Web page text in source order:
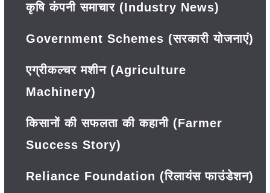
कृषि कंपनी समाचार (Industry News)
Government Schemes (सरकारी योजनाएं)
एग्रीकल्चर मशीन (Agriculture
Machinery)
किसानों की सफलता की कहानी (Farmer
Success Story)
Reliance Foundation (रिलायंस फाउंडेशन)